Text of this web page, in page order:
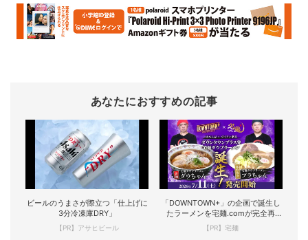
あなたにおすすめの記事
ビールのうまさが際立つ「仕上げに
3分冷凍庫DRY」
【PR】アサヒビール
「DOWNTOWN+」の企画で誕生し
たラーメンを宅麺.comが完全再
現！
【PR】宅麺